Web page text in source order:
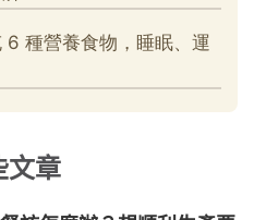
文章